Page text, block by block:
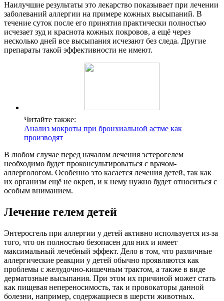
Наилучшие результаты это лекарство показывает при лечении
заболеваний аллергии на примере кожных высыпаний. В
течение суток после его принятия практически полностью
исчезает зуд и краснота кожных покровов, а ещё через
несколько дней все высыпания исчезают без следа. Другие
препараты такой эффективности не имеют.
Читайте также:
Анализ мокроты при бронхиальной астме как
производят
В любом случае перед началом лечения эстерогелем
необходимо будет проконсультироваться с врачом-
аллергологом. Особенно это касается лечения детей, так как
их организм ещё не окреп, и к нему нужно будет относиться с
особым вниманием.
Лечение гелем детей
Энтеросгель при аллергии у детей активно используется из-за
того, что он полностью безопасен для них и имеет
максимальный лечебный эффект. Дело в том, что различные
аллергические реакции у детей обычно проявляются как
проблемы с желудочно-кишечным трактом, а также в виде
дерматозные высыпания. При этом их причиной может стать
как пищевая непереносимость, так и провокаторы данной
болезни, например, содержащиеся в шерсти животных.